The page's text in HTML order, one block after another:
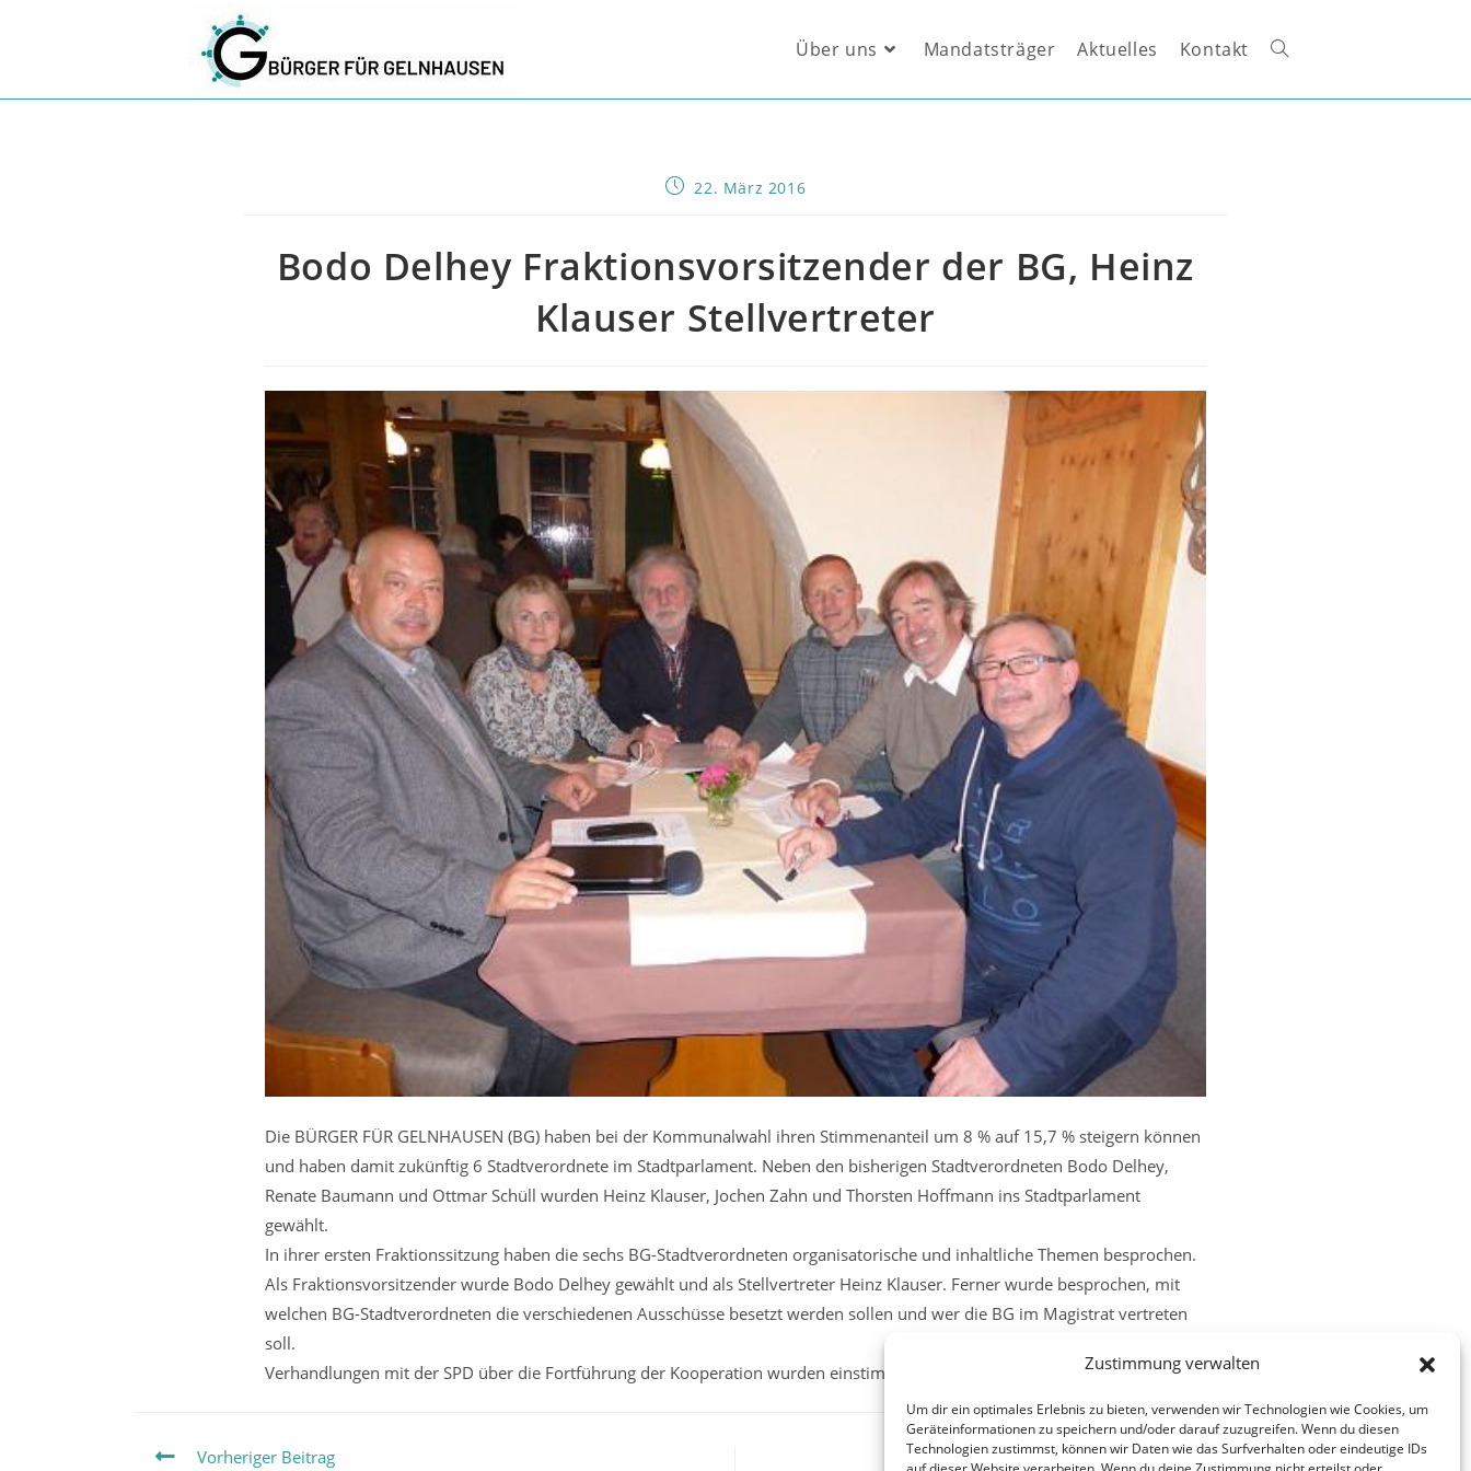
Zustimmung verwalten
Um dir ein optimales Erlebnis zu bieten, verwenden wir Technologien wie Cookies, um
Geräteinformationen zu speichern und/oder darauf zuzugreifen. Wenn du diesen
Technologien zustimmst, können wir Daten wie das Surfverhalten oder eindeutige IDs
Über uns Mandatsträger Aktuelles Kontakt Website-
Beitrag22. März 2016
Bodo Delhey Fraktionsvorsitzender der BG, Heinz
Klauser Stellvertreter
Die BÜRGER FÜR GELNHAUSEN (BG) haben bei der Kommunalwahl ihren Stimmenanteil um 8 % auf 15,7 % steigern können
und haben damit zukünftig 6 Stadtverordnete im Stadtparlament. Neben den bisherigen Stadtverordneten Bodo Delhey,
Renate Baumann und Ottmar Schüll wurden Heinz Klauser, Jochen Zahn und Thorsten Hoffmann ins Stadtparlament
gewählt.
In ihrer ersten Fraktionssitzung haben die sechs BG-Stadtverordneten organisatorische und inhaltliche Themen besprochen.
Als Fraktionsvorsitzender wurde Bodo Delhey gewählt und als Stellvertreter Heinz Klauser. Ferner wurde besprochen, mit
welchen BG-Stadtverordneten die verschiedenen Ausschüsse besetzt werden sollen und wer die BG im Magistrat vertreten
soll.
Verhandlungen mit der SPD über die Fortführung der Kooperation wurden einstimmig befürwortet.
WeitereVorheriger Beitrag Nächster Beitrag